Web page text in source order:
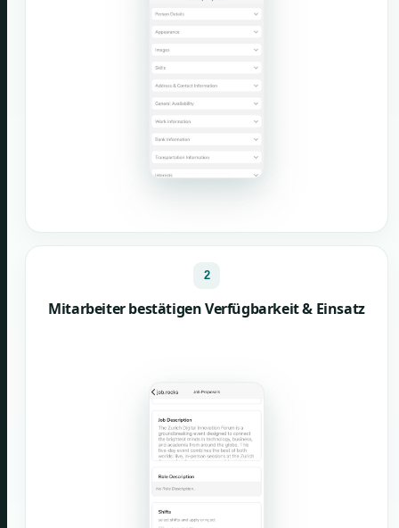
2
Mitarbeiter bestätigen Verfügbarkeit & Einsatz